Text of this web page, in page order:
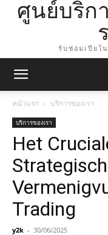
ศูนย์บริก
รับซ่อมเปียโ
หน้าแรก บริการของเรา
บริการของเรา
Het
Trading
y2k - 30/06/2025